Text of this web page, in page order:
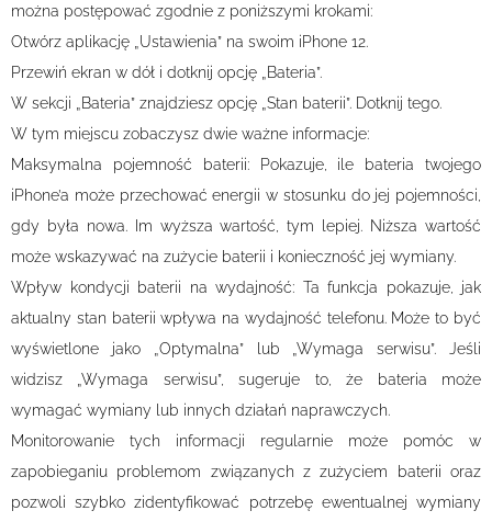
można postępować zgodnie z poniższymi krokami:
Otwórz aplikację „Ustawienia” na swoim iPhone 12.
Przewiń ekran w dół i dotknij opcję „Bateria”.
W sekcji „Bateria” znajdziesz opcję „Stan baterii”. Dotknij tego.
W tym miejscu zobaczysz dwie ważne informacje:
Maksymalna pojemność baterii: Pokazuje, ile bateria twojego
iPhone’a może przechować energii w stosunku do jej pojemności,
gdy była nowa. Im wyższa wartość, tym lepiej. Niższa wartość
może wskazywać na zużycie baterii i konieczność jej wymiany.
Wpływ kondycji baterii na wydajność: Ta funkcja pokazuje, jak
aktualny stan baterii wpływa na wydajność telefonu. Może to być
wyświetlone jako „Optymalna” lub „Wymaga serwisu”. Jeśli
widzisz „Wymaga serwisu”, sugeruje to, że bateria może
wymagać wymiany lub innych działań naprawczych.
Monitorowanie tych informacji regularnie może pomóc w
zapobieganiu problemom związanych z zużyciem baterii oraz
pozwoli szybko zidentyfikować potrzebę ewentualnej wymiany